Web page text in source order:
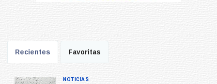
Recientes Favoritas
NOTICIAS